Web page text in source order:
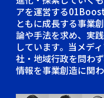
アを運営する
ともに成長する事業
論や手法を求め、実
しています。当メデ
社・地域行政を問わ
情報を事業創造に関